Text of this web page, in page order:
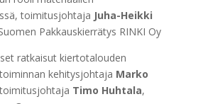
toimitusjohtaja Juha-Heikki
Pakkauskierrätys RINKI Oy
ratkaisut kiertotalouden
kehitysjohtaja Marko
Timo Huhtala,